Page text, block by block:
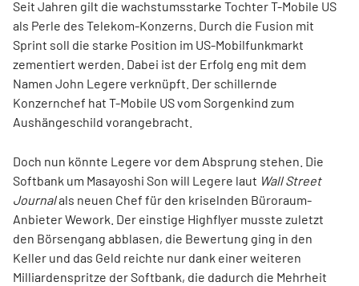
Seit Jahren gilt die wachstumsstarke Tochter T-Mobile US
als Perle des Telekom-Konzerns. Durch die Fusion mit
Sprint soll die starke Position im US-Mobilfunkmarkt
zementiert werden. Dabei ist der Erfolg eng mit dem
Namen John Legere verknüpft. Der schillernde
Konzernchef hat T-Mobile US vom Sorgenkind zum
Aushängeschild vorangebracht.
Doch nun könnte Legere vor dem Absprung stehen. Die
Softbank um Masayoshi Son will Legere laut Wall Street
Journalals neuen Chef für den kriselnden Büroraum-
Anbieter Wework. Der einstige Highflyer musste zuletzt
den Börsengang abblasen, die Bewertung ging in den
Keller und das Geld reichte nur dank einer weiteren
Milliardenspritze der Softbank, die dadurch die Mehrheit